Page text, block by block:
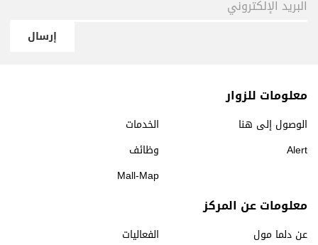
إرسال
معلومات للزوار
الخدمات
الوصول إلى هنا
وظائف
Alert
Mall-Map
معلومات عن المركز
عن دلما مول
الفعاليات